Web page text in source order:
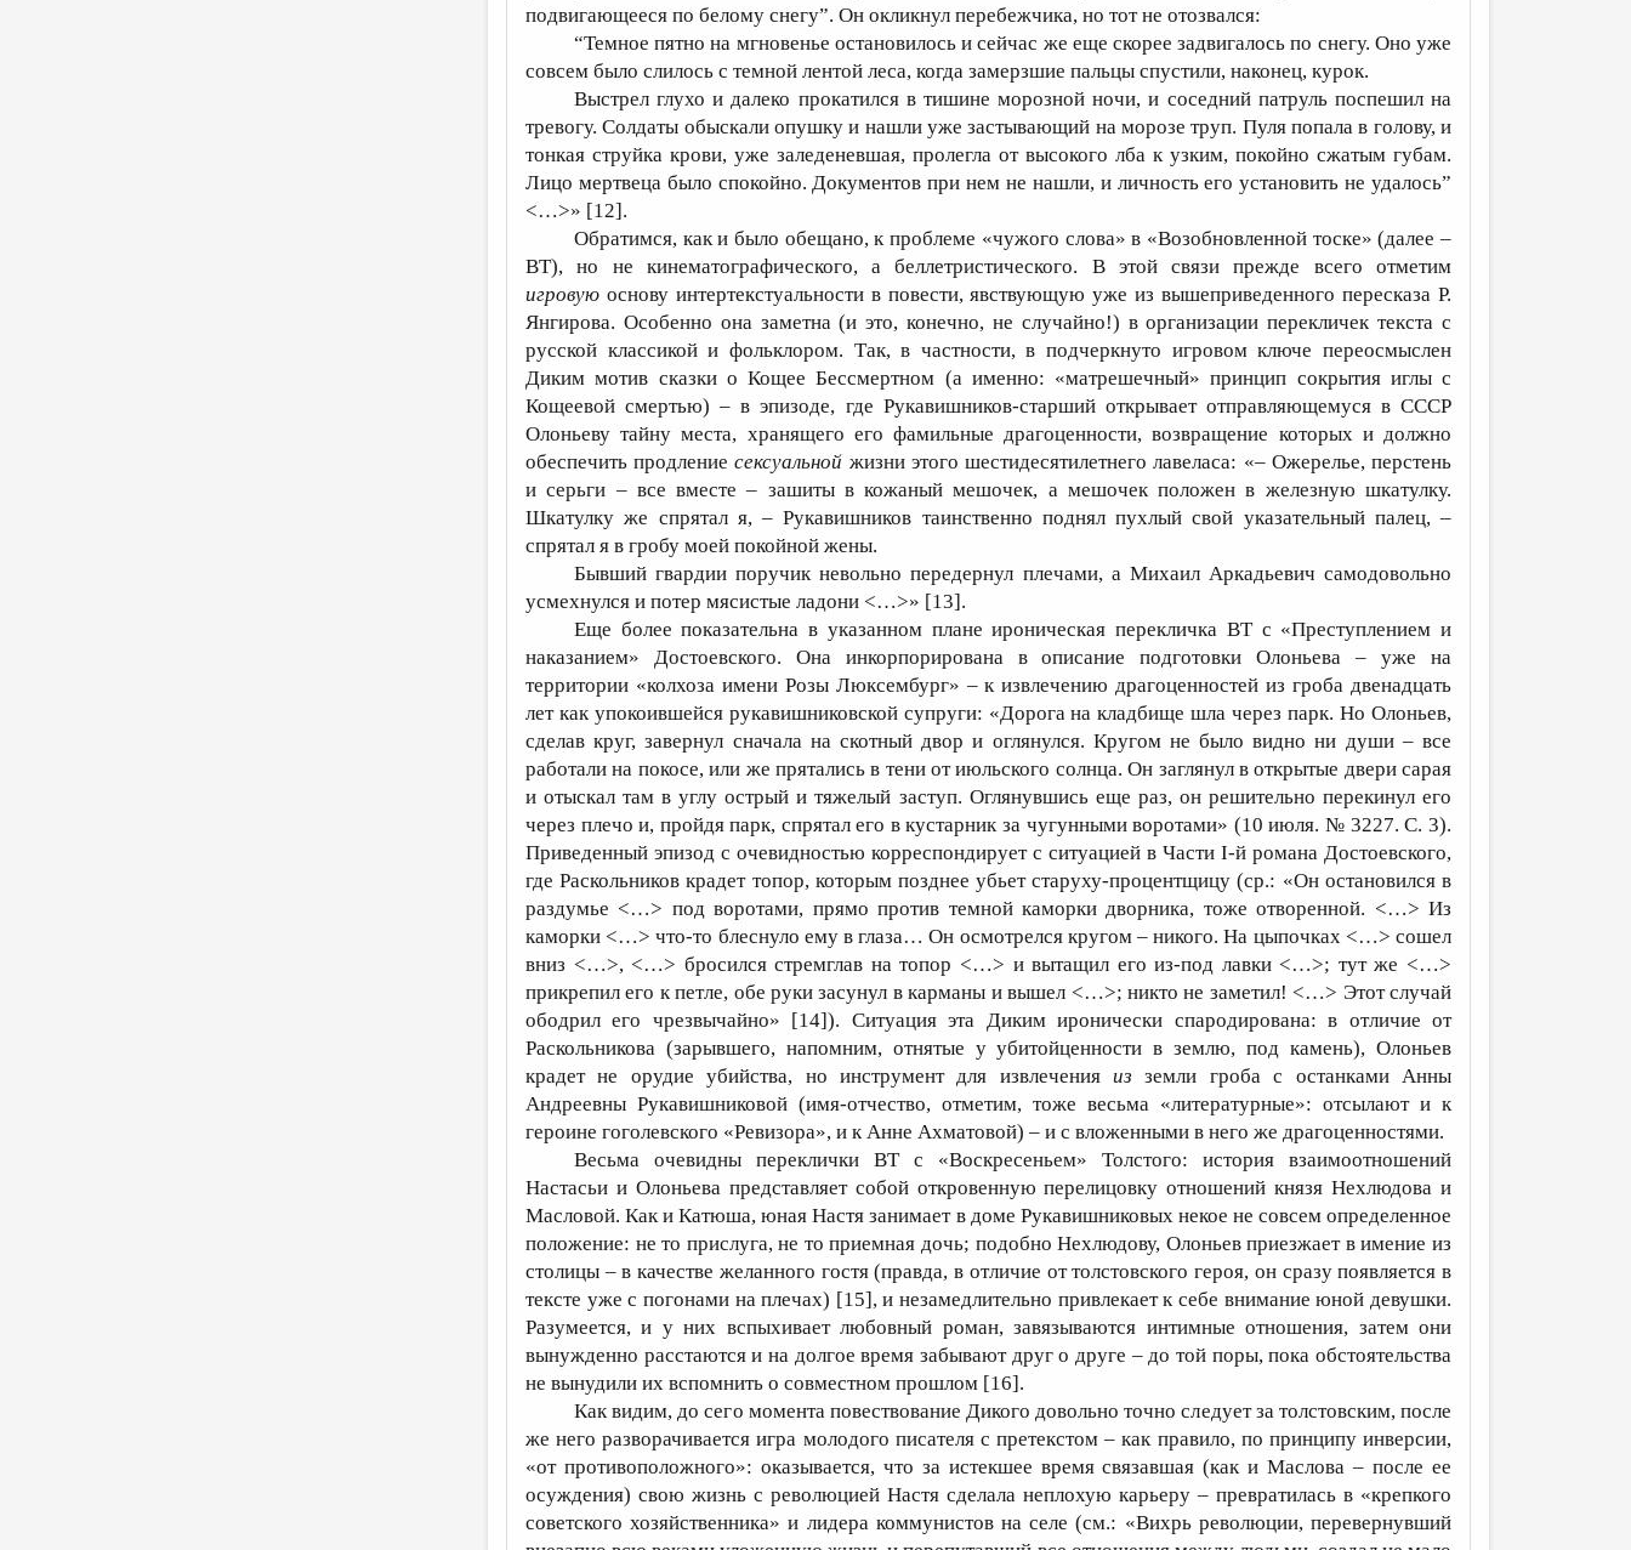
подвигающееся по белому снегу”. Он окликнул перебежчика, но тот не отозвался:
“Темное пятно на мгновенье остановилось и сейчас же еще скорее задвигалось по снегу. Оно уже
совсем было слилось с темной лентой леса, когда замерзшие пальцы спустили, наконец, курок.
Выстрел глухо и далеко прокатился в тишине морозной ночи, и соседний патруль поспешил на
тревогу. Солдаты обыскали опушку и нашли уже застывающий на морозе труп. Пуля попала в голову, и
тонкая струйка крови, уже заледеневшая, пролегла от высокого лба к узким, покойно сжатым губам.
Лицо мертвеца было спокойно. Документов при нем не нашли, и личность его установить не удалось”
<…>» [12].
Обратимся, как и было обещано, к проблеме «чужого слова» в «Возобновленной тоске» (далее –
ВТ), но не кинематографического, а беллетристического. В этой связи прежде всего отметим
игровую основу интертекстуальности в повести, явствующую уже из вышеприведенного пересказа Р.
Янгирова. Особенно она заметна (и это, конечно, не случайно!) в организации перекличек текста с
русской классикой и фольклором. Так, в частности, в подчеркнуто игровом ключе переосмыслен
Диким мотив сказки о Кощее Бессмертном (а именно: «матрешечный» принцип сокрытия иглы с
Кощеевой смертью) – в эпизоде, где Рукавишников-старший открывает отправляющемуся в СССР
Олоньеву тайну места, хранящего его фамильные драгоценности, возвращение которых и должно
обеспечить продлениесексуальной жизни этого шестидесятилетнего лавеласа: «– Ожерелье, перстень
и серьги – все вместе – зашиты в кожаный мешочек, а мешочек положен в железную шкатулку.
Шкатулку же спрятал я, – Рукавишников таинственно поднял пухлый свой указательный палец, –
спрятал я в гробу моей покойной жены.
Бывший гвардии поручик невольно передернул плечами, а Михаил Аркадьевич самодовольно
усмехнулся и потер мясистые ладони <…>» [13].
Еще более показательна в указанном плане ироническая перекличка ВТ с «Преступлением и
наказанием» Достоевского. Она инкорпорирована в описание подготовки Олоньева – уже на
территории «колхоза имени Розы Люксембург» – к извлечению драгоценностей из гроба двенадцать
лет как упокоившейся рукавишниковской супруги: «Дорога на кладбище шла через парк. Но Олоньев,
сделав круг, завернул сначала на скотный двор и оглянулся. Кругом не было видно ни души – все
работали на покосе, или же прятались в тени от июльского солнца. Он заглянул в открытые двери сарая
и отыскал там в углу острый и тяжелый заступ. Оглянувшись еще раз, он решительно перекинул его
через плечо и, пройдя парк, спрятал его в кустарник за чугунными воротами» (10 июля. № 3227. С. 3).
Приведенный эпизод с очевидностью корреспондирует с ситуацией в Части I-й романа Достоевского,
где Раскольников крадет топор, которым позднее убьет старуху-процентщицу (ср.: «Он остановился в
раздумье <…> под воротами, прямо против темной каморки дворника, тоже отворенной. <…> Из
каморки <…> что-то блеснуло ему в глаза… Он осмотрелся кругом – никого. На цыпочках <…> сошел
вниз <…>, <…> бросился стремглав на топор <…> и вытащил его из-под лавки <…>; тут же <…>
прикрепил его к петле, обе руки засунул в карманы и вышел <…>; никто не заметил! <…> Этот случай
ободрил его чрезвычайно» [14]). Ситуация эта Диким иронически спародирована: в отличие от
Раскольникова (зарывшего, напомним, отнятые у убитойценности в землю, под камень), Олоньев
крадет не орудие убийства, но инструмент для извлеченияиз земли гроба с останками Анны
Андреевны Рукавишниковой (имя-отчество, отметим, тоже весьма «литературные»: отсылают и к
героине гоголевского «Ревизора», и к Анне Ахматовой) – и с вложенными в него же драгоценностями.
Весьма очевидны переклички ВТ с «Воскресеньем» Толстого: история взаимоотношений
Настасьи и Олоньева представляет собой откровенную перелицовку отношений князя Нехлюдова и
Масловой. Как и Катюша, юная Настя занимает в доме Рукавишниковых некое не совсем определенное
положение: не то прислуга, не то приемная дочь; подобно Нехлюдову, Олоньев приезжает в имение из
столицы – в качестве желанного гостя (правда, в отличие от толстовского героя, он сразу появляется в
тексте уже с погонами на плечах) [15], и незамедлительно привлекает к себе внимание юной девушки.
Разумеется, и у них вспыхивает любовный роман, завязываются интимные отношения, затем они
вынужденно расстаются и на долгое время забывают друг о друге – до той поры, пока обстоятельства
не вынудили их вспомнить о совместном прошлом [16].
Как видим, до сего момента повествование Дикого довольно точно следует за толстовским, после
же него разворачивается игра молодого писателя с претекстом – как правило, по принципу инверсии,
«от противоположного»: оказывается, что за истекшее время связавшая (как и Маслова – после ее
осуждения) свою жизнь с революцией Настя сделала неплохую карьеру – превратилась в «крепкого
советского хозяйственника» и лидера коммунистов на селе (см.: «Вихрь революции, перевернувший